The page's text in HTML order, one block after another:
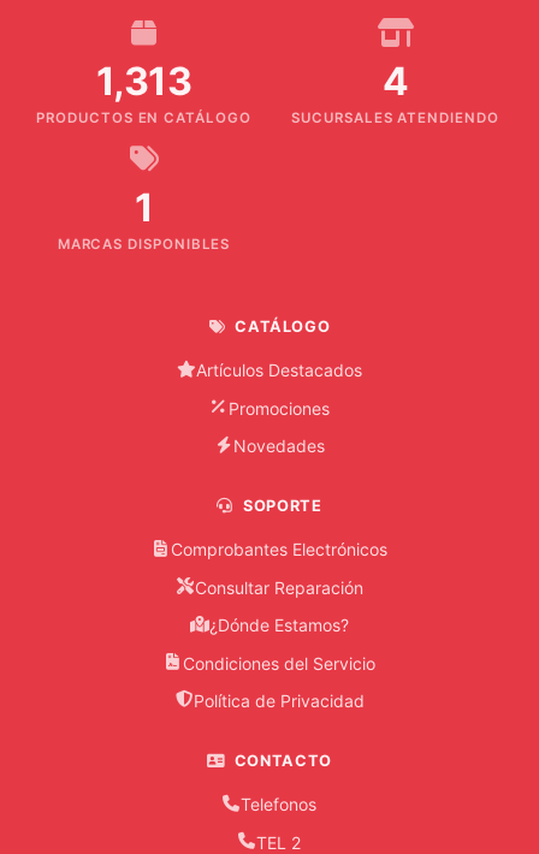
1,313
PRODUCTOS EN CATÁLOGO
4
SUCURSALES ATENDIENDO
1
MARCAS DISPONIBLES
CATÁLOGO
Artículos Destacados
Promociones
Novedades
SOPORTE
Comprobantes Electrónicos
Consultar Reparación
¿Dónde Estamos?
Condiciones del Servicio
Política de Privacidad
CONTACTO
Telefonos
TEL 2